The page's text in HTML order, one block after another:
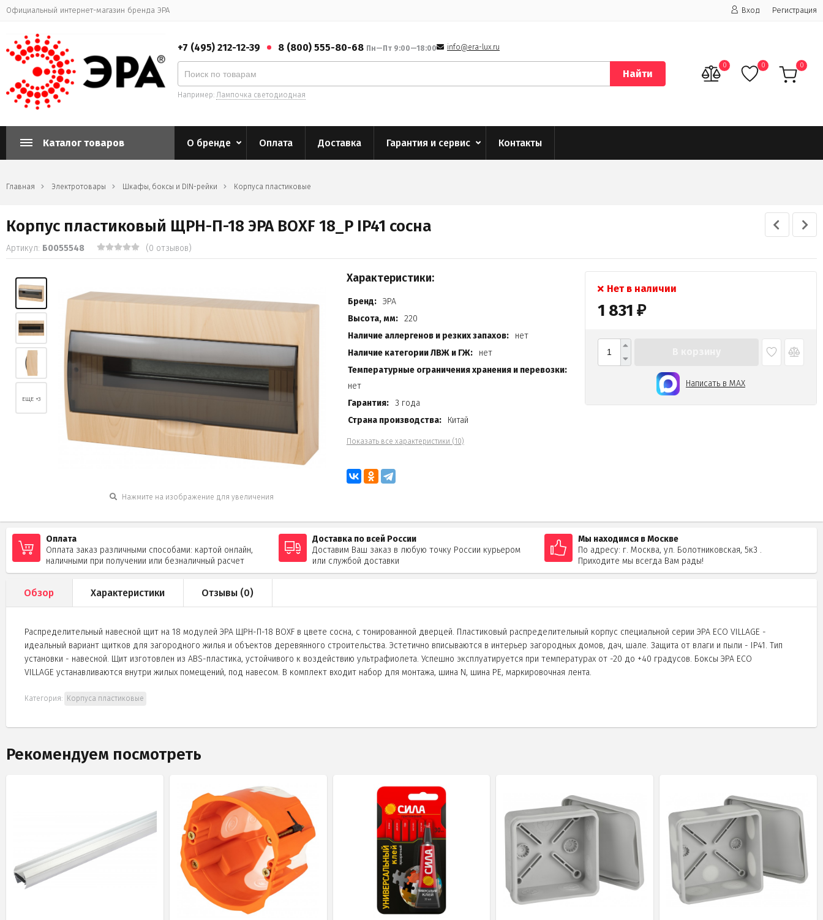
Официальный интернет-магазин бренда ЭРА Вход Регистрация
+7 (495) 212-12-39 8 (800) 555-80-68 Пн—Пт 9:00—18:00 info@era-lux.ru
Найти
Например: Лампочка светодиодная
0 0 0
Каталог товаров О бренде Оплата Доставка Гарантия и сервис Контакты
Главная Электротовары Шкафы, боксы и DIN-рейки Корпуса пластиковые
Корпус пластиковый ЩРН-П-18 ЭРА BOXF 18_P IP41 сосна
Артикул: Б0055548 (0 отзывов)
Нажмите на изображение для увеличения
ЕЩЕ +3
Характеристики:
Бренд: ЭРА
Высота, мм: 220
Наличие аллергенов и резких запахов:
нет
Наличие категории ЛВЖ и ГЖ:
нет
Температурные ограничения хранения и перевозки:
нет
Гарантия: 3 года
Страна производства:
Китай
Показать все характеристики (10)
Нет в наличии
1 831 ₽
Написать в MAX
Оплата
Оплата заказ различными способами: картой онлайн,
наличными при получении или безналичный расчет
Доставка по всей России
Доставим Ваш заказ в любую точку России курьером
или службой доставки
Мы находимся в Москве
По адресу: г. Москва, ул. Болотниковская, 5к3 .
Приходите мы всегда Вам рады!
Обзор Характеристики Отзывы (0)
Распределительный навесной щит на 18 модулей ЭРА ЩРН-П-18 BOXF в цвете сосна, с тонированной дверцей. Пластиковый распределительный корпус специальной серии ЭРА ECO VILLAGE -
идеальный вариант щитков для загородного жилья и объектов деревянного строительства. Эстетично вписываются в интерьер загородных домов, дач, шале. Защита от влаги и пыли - IP41. Тип
установки - навесной. Щит изготовлен из ABS-пластика, устойчивого к воздействию ультрафиолета. Успешно эксплуатируется при температурах от -20 до +40 градусов. Боксы ЭРА ECO
VILLAGE устанавливаются внутри жилых помещений, под навесом. В комплект входит набор для монтажа, шина N, шина PE, маркировочная лента.
Категория: Корпуса пластиковые
Рекомендуем посмотреть